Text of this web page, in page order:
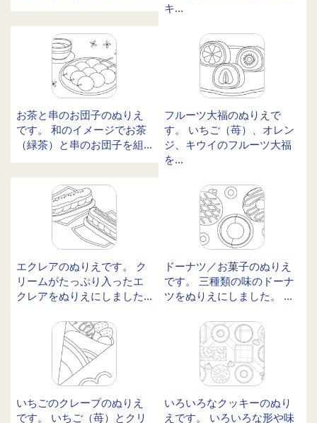
キ...
お茶と串のお団子のぬりえ
です。 和のイメージでお茶
（緑茶）と串のお団子を組...
フルーツ大福のぬりえで
す。 いちご（苺）、オレン
ジ、キウイのフルーツ大福
を...
エクレアのぬりえです。 ク
リームがたっぷり入ったエ
クレアをぬりえにしました...
ドーナツ／お菓子のぬりえ
です。 三種類の味のドーナ
ツをぬりえにしました。 ...
いちごのクレープのぬりえ
です。 いちご（苺）とクリ
いろいろなクッキーのぬり
えです。 いろいろな形や味